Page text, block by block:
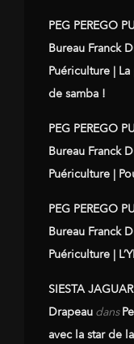
PEG PEREGO
Bureau Franck
Puériculture |
de samba !
PEG PEREGO
Bureau Franck
Puériculture |
PEG PEREGO
Bureau Franck
Puériculture |
SIESTA
Drapeau dans
avec la star de